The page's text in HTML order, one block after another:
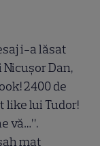
i-a lăsat
Dan,
2400 de
like lui Tudor!
vă…”.
mat